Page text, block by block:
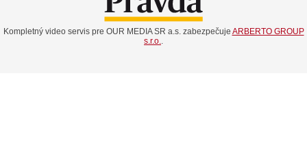
Kompletný video servis pre OUR MEDIA SR a.s. zabezpečuje ARBERTO GROUP
s.r.o..